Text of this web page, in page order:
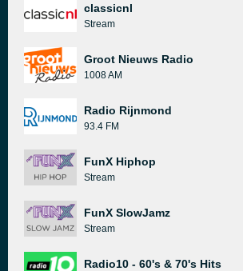
classicnl
Stream
Groot Nieuws Radio
1008 AM
Radio Rijnmond
93.4 FM
FunX Hiphop
Stream
FunX SlowJamz
Stream
Radio10 - 60's & 70's Hits